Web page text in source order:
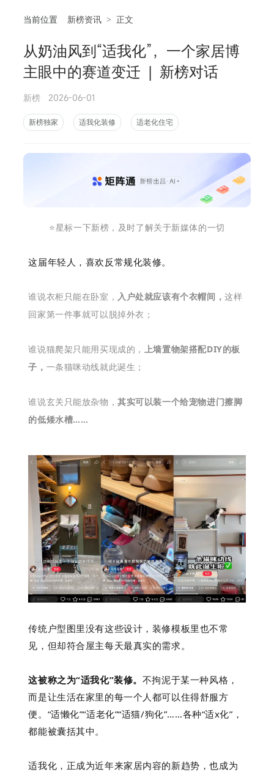
当前位置 新榜资讯 > 正文
从奶油风到“适我化”，一个家居博
主眼中的赛道变迁 | 新榜对话
新榜 2026-06-01
新榜独家 适我化装修 适老化住宅
⭐️星标一下新榜，及时了解关于新媒体的一切
这届年轻人，喜欢反常规化装修。
谁说衣柜只能在卧室， 入户处就应该有个衣帽间，这样
回家第一件事就可以脱掉外衣；
谁说猫爬架只能用买现成的， 上墙置物架搭配DIY的板
子， 一条猫咪动线就此诞生；
谁说玄关只能放杂物，其实可以装一个给宠物进门擦脚
的低矮水槽……
传统户型图里没有这些设计，装修模板里也不常
见，但却符合屋主每天最真实的需求。
这被称之为“适我化”装修。 不拘泥于某一种风格，
而是让生活在家里的每一个人都可以住得舒服方
便。“适懒化”“适老化”“适猫/狗化”……各种“适x化”，
都能被囊括其中。
适我化，正成为近年来家居内容的新趋势，也成为